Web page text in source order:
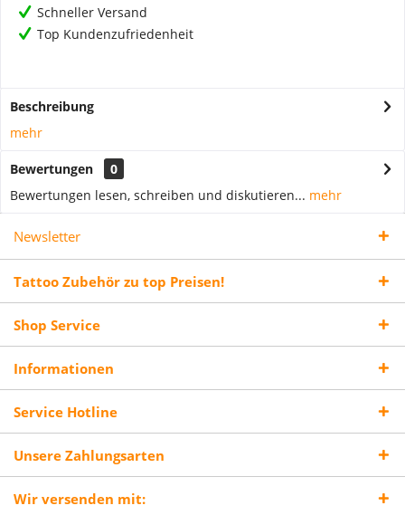
Schneller Versand
Top Kundenzufriedenheit
Beschreibung
mehr
Bewertungen
0
Bewertungen lesen, schreiben und diskutieren... mehr
Newsletter
Tattoo Zubehör zu top Preisen!
Shop Service
Informationen
Service Hotline
Unsere Zahlungsarten
Wir versenden mit: